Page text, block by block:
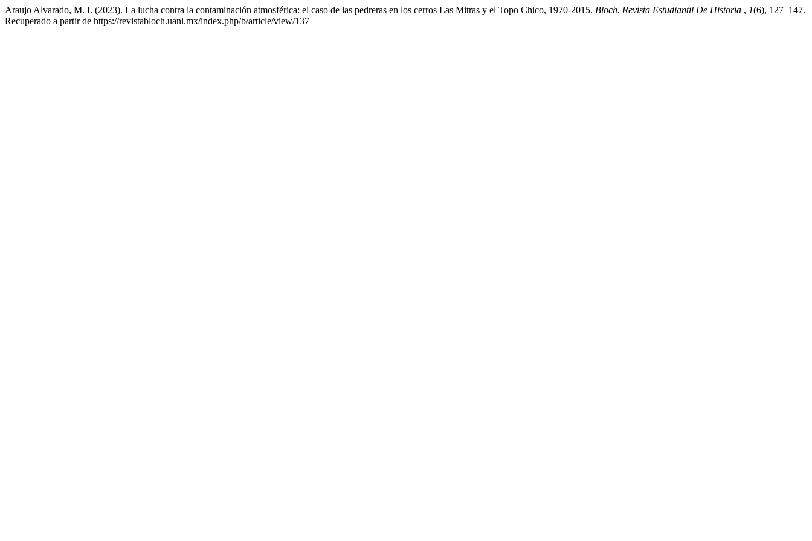
Araujo Alvarado, M. I. (2023). La lucha contra la contaminación atmosférica: el caso de las pedreras en los cerros Las Mitras y el Topo Chico, 1970-2015. Bloch. Revista Estudiantil De Historia , 1(6), 127–147.
Recuperado a partir de https://revistabloch.uanl.mx/index.php/b/article/view/137